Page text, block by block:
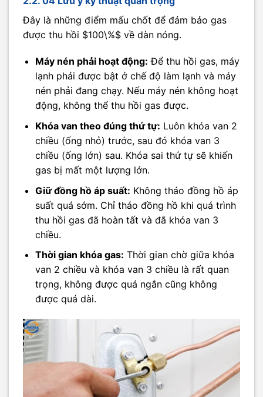
Đây là những điểm mấu chốt để đảm bảo gas
được thu hồi $100\%$ về dàn nóng.
Máy nén phải hoạt động: Để thu hồi gas, máy
lạnh phải được bật ở chế độ làm lạnh và máy
nén phải đang chạy. Nếu máy nén không hoạt
động, không thể thu hồi gas được.
Khóa van theo đúng thứ tự: Luôn khóa van 2
chiều (ống nhỏ) trước, sau đó khóa van 3
chiều (ống lớn) sau. Khóa sai thứ tự sẽ khiến
gas bị mất một lượng lớn.
Giữ đồng hồ áp suất: Không tháo đồng hồ áp
suất quá sớm. Chỉ tháo đồng hồ khi quá trình
thu hồi gas đã hoàn tất và đã khóa van 3
chiều.
Thời gian khóa gas: Thời gian chờ giữa khóa
van 2 chiều và khóa van 3 chiều là rất quan
trọng, không được quá ngắn cũng không
được quá dài.